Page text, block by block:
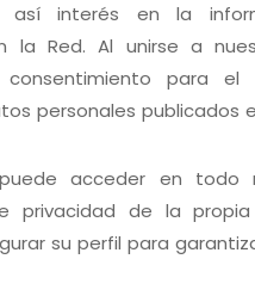
así interés en la
la Red. Al unirse a
para el
personales publicados
puede acceder en todo
privacidad de la
su perfil para